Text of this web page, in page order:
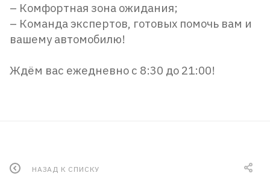
– Комфортная зона ожидания;
– Команда экспертов, готовых помочь вам и
вашему автомобилю!
Ждём вас ежедневно с 8:30 до 21:00!
НАЗАД К СПИСКУ